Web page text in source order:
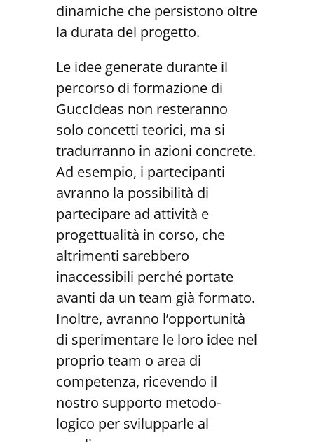
dinamiche che persistono oltre
la durata del progetto.
Le idee generate durante il
percorso di formazione di
GuccIdeas non resteranno
solo concetti teorici, ma si
tradurranno in azioni concrete.
Ad esempio, i partecipanti
avranno la possibilità di
partecipare ad attività e
progettualità in corso, che
altrimenti sarebbero
inaccessibili perché portate
avanti da un team già formato.
Inoltre, avranno l’opportunità
di sperimentare le loro idee nel
proprio team o area di
competenza, ricevendo il
nostro supporto metodo-
logico per svilupparle al